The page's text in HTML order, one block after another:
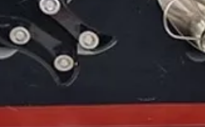
busca del Arca Perdida
sonado era el mundo
en nuestro país. El
Liverpool F. C
español de fórmula 1
español